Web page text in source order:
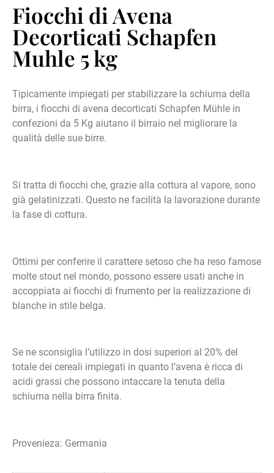
Fiocchi di Avena
Decorticati Schapfen
Muhle 5 kg
Tipicamente impiegati per stabilizzare la schiuma della
birra, i fiocchi di avena decorticati Schapfen Mühle in
confezioni da 5 Kg aiutano il birraio nel migliorare la
qualità delle sue birre.
Si tratta di fiocchi che, grazie alla cottura al vapore, sono
già gelatinizzati. Questo ne facilità la lavorazione durante
la fase di cottura.
Ottimi per conferire il carattere setoso che ha reso famose
molte stout nel mondo, possono essere usati anche in
accoppiata ai fiocchi di frumento per la realizzazione di
blanche in stile belga.
Se ne sconsiglia l’utilizzo in dosi superiori al 20% del
totale dei cereali impiegati in quanto l’avena è ricca di
acidi grassi che possono intaccare la tenuta della
schiuma nella birra finita.
Provenieza: Germania